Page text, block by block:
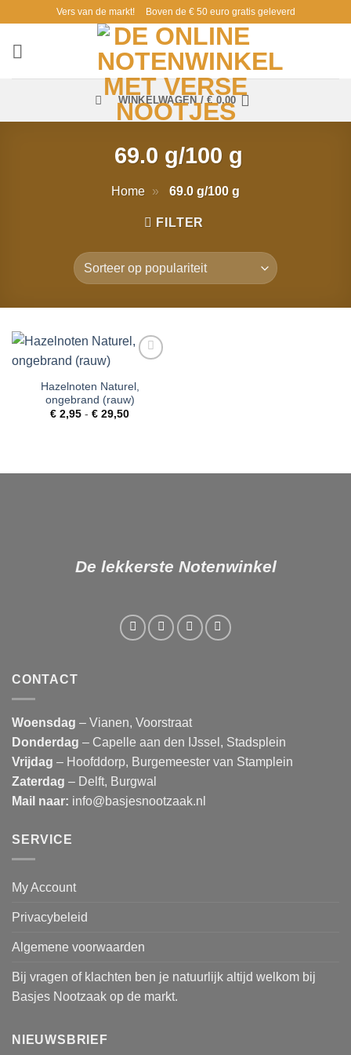
inhoud
Vers van de markt! Boven de € 50 euro gratis geleverd
WINKELWAGEN /€ 0,00
69.0 g/100 g
Home » 69.0 g/100 g
FILTER
aan
verlanglijst
Hazelnoten Naturel,
ongebrand (rauw)
€ 2,95 - € 29,50Prijsklasse:
De lekkerste Notenwinkel
CONTACT
Woensdag – Vianen, Voorstraat
Donderdag – Capelle aan den IJssel, Stadsplein
Vrijdag – Hoofddorp, Burgemeester van Stamplein
Zaterdag – Delft, Burgwal
Mail naar: info@basjesnootzaak.nl
SERVICE
My Account
Privacybeleid
Algemene voorwaarden
Bij vragen of klachten ben je natuurlijk altijd welkom bij
Basjes Nootzaak op de markt.
NIEUWSBRIEF